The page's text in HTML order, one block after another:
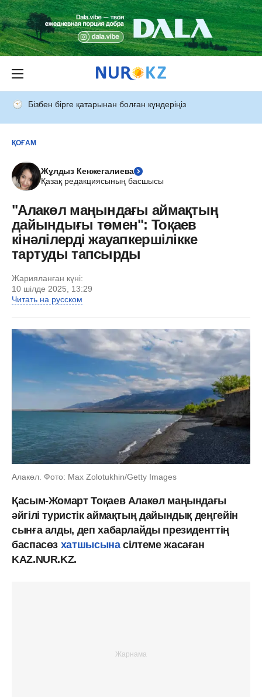
Бізбен бірге қатарынан болған күндеріңіз
ҚОҒАМ
Жұлдыз Кенжегалиева
Қазақ редакциясының басшысы
"Алакөл маңындағы аймақтың
дайындығы төмен": Тоқаев
кінәлілерді жауапкершілікке
тартуды тапсырды
Жарияланған күні:
10 шілде 2025, 13:29
Читать на русском
Алакөл. Фото: Max Zolotukhin/Getty Images
Қасым-Жомарт Тоқаев Алакөл маңындағы
әйгілі туристік аймақтың дайындық деңгейін
сынға алды, деп хабарлайды президенттің
баспасөз хатшысынасілтеме жасаған
KAZ.NUR.KZ.